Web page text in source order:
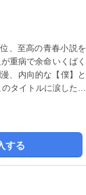
、至高の青春小説を
重病で余命いくばく
、内向的な【僕】と
タイトルに涙した…
する